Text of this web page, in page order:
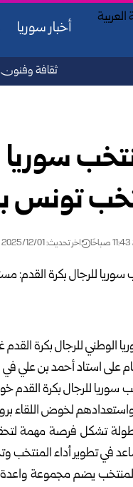
أخبار سوريا
ثقافة وفنون
سوريا
تونس
اخر تحديث: 2025/12/01 11:43 صباحًا
الوطني للرجال بكرة
على استاد أحمد بن علي
للرجال بكرة القدم
واستعدادهم لخوض اللقاء
تشكل فرصة مهمة
في تطوير أداء المنتخب
يضم مجموعة واعدة